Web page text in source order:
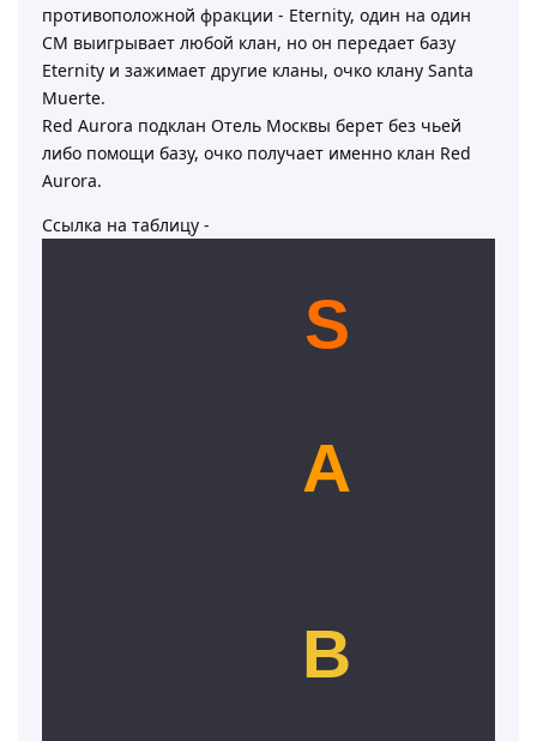
противоположной фракции - Eternity, один на один
СМ выигрывает любой клан, но он передает базу
Eternity и зажимает другие кланы, очко клану Santa
Muerte.
Red Aurora подклан Отель Москвы берет без чьей
либо помощи базу, очко получает именно клан Red
Aurora.
Ссылка на таблицу -